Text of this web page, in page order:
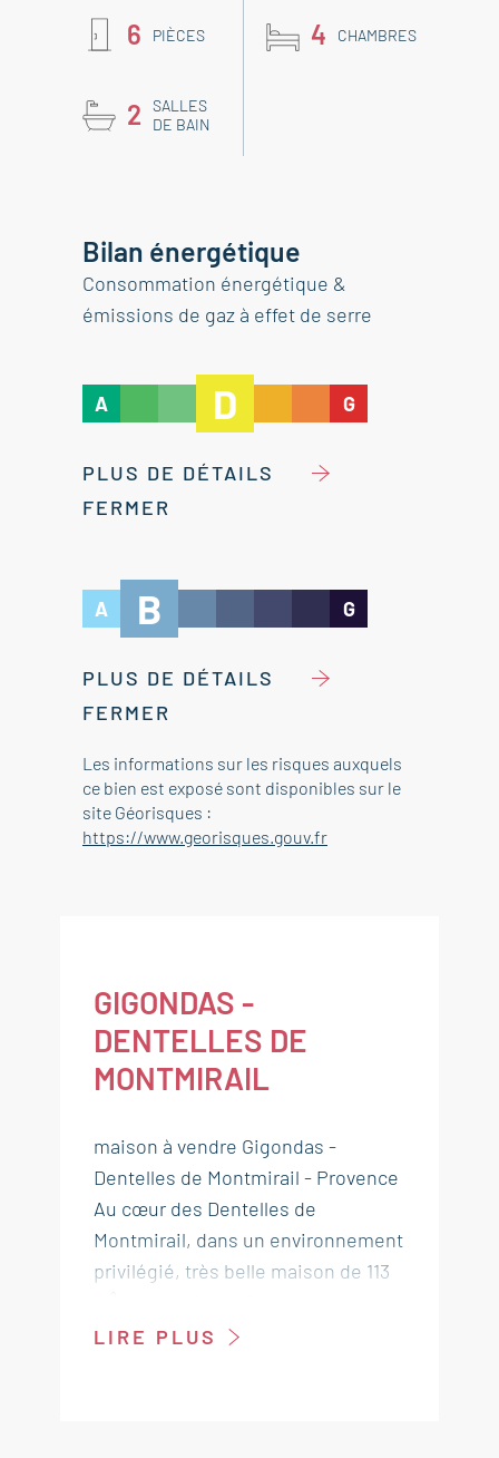
6 PIÈCES 4 CHAMBRES
2
SALLES
DE BAIN
Bilan énergétique
Consommation énergétique &
émissions de gaz à effet de serre
A D G
PLUS DE DÉTAILS
FERMER
A B G
PLUS DE DÉTAILS
FERMER
Les informations sur les risques auxquels
ce bien est exposé sont disponibles sur le
site Géorisques :
https://www.georisques.gouv.fr
GIGONDAS -
DENTELLES DE
MONTMIRAIL
maison à vendre Gigondas -
Dentelles de Montmirail - Provence
Au cœur des Dentelles de
Montmirail, dans un environnement
privilégié, très belle maison de 113
pouvant être rassemblés, 4
LIRE PLUS